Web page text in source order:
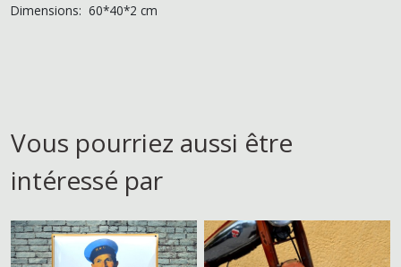
Dimensions: 60*40*2 cm
Vous pourriez aussi être
intéressé par